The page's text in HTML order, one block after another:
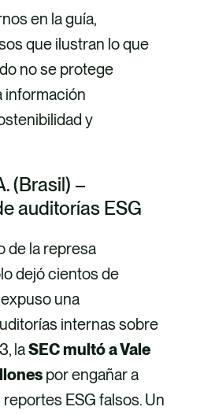
en la guía,
que ilustran lo que
no se protege
información
y
(Brasil) –
auditorías ESG
de la represa
dejó cientos de
una
internas sobre
laSEC multó a Vale
por engañar a
ESG falsos. Un